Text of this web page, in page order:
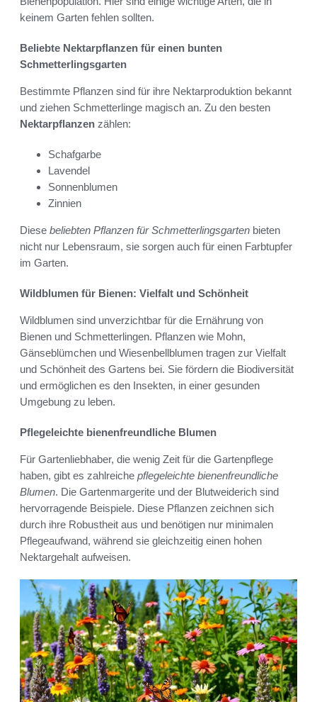
keinem Garten fehlen sollten.
Beliebte Nektarpflanzen für einen bunten
Schmetterlingsgarten
Bestimmte Pflanzen sind für ihre Nektarproduktion bekannt
und ziehen Schmetterlinge magisch an. Zu den besten
Nektarpflanzen zählen:
Schafgarbe
Lavendel
Sonnenblumen
Zinnien
Diese beliebten Pflanzen für Schmetterlingsgarten bieten
nicht nur Lebensraum, sie sorgen auch für einen Farbtupfer
im Garten.
Wildblumen für Bienen: Vielfalt und Schönheit
Wildblumen sind unverzichtbar für die Ernährung von
Bienen und Schmetterlingen. Pflanzen wie Mohn,
Gänseblümchen und Wiesenbellblumen tragen zur Vielfalt
und Schönheit des Gartens bei. Sie fördern die Biodiversität
und ermöglichen es den Insekten, in einer gesunden
Umgebung zu leben.
Pflegeleichte bienenfreundliche Blumen
Für Gartenliebhaber, die wenig Zeit für die Gartenpflege
haben, gibt es zahlreiche pflegeleichte bienenfreundliche
Blumen. Die Gartenmargerite und der Blutweiderich sind
hervorragende Beispiele. Diese Pflanzen zeichnen sich
durch ihre Robustheit aus und benötigen nur minimalen
Pflegeaufwand, während sie gleichzeitig einen hohen
Nektargehalt aufweisen.